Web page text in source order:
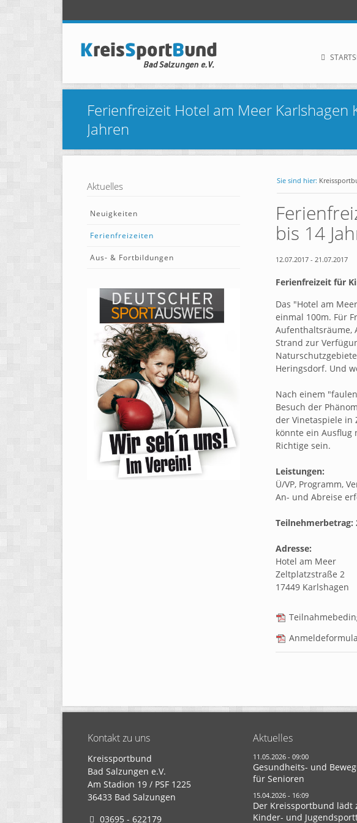
Ferienfreizeit Hotel am Meer Karlshagen
Jahren
bis 14
12.07.2017- 21.07.2017
Ferienfreizeit für
Das "Hotel am
einmal 100m. Für
Aufenthaltsräume,
Strand zur
Heringsdorf. Und
Nach einem
Besuch der
der Vinetaspiele in
könnte ein Ausflug
Richtige sein.
Leistungen:
Ü/VP, Programm,
An- und Abreise
Teilnehmerbetrag:
Adresse:
Hotel am Meer
Zeltplatzstraße 2
17449 Karlshagen
Aktuelles
Neuigkeiten
Ferienfreizeiten
Aus- & Fortbildungen
Kontakt zu uns
Kreissportbund
Bad Salzungen e.V.
Am Stadion 19 / PSF 1225
36433 Bad Salzungen
03695 - 622179
Aktuelles
11.05.2026 - 09:00
Gesundheits- und
für Senioren
15.04.2026 - 16:09
Der Kreissportbund lädt
Kinder- und